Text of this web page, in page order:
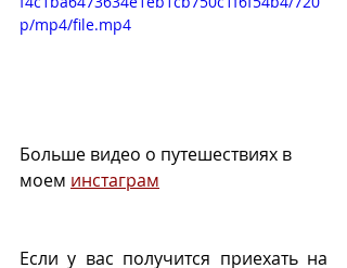
p/mp4/file.mp4
Больше видео о путешествиях в
моем инстаграм
Если у вас получится приехать на